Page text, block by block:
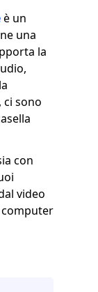
è un
una
la
ci sono
con
video